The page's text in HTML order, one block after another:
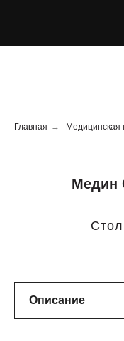
Главная → Медицинская
Медин